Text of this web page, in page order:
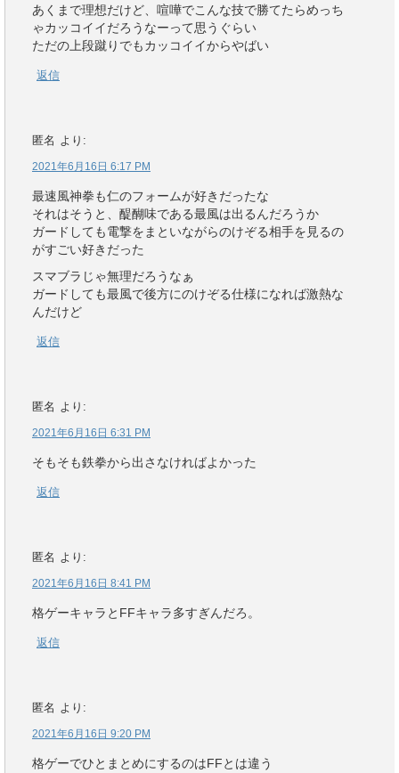
あくまで理想だけど、喧嘩でこんな技で勝てたらめっち
ゃカッコイイだろうなーって思うぐらい
ただの上段蹴りでもカッコイイからやばい
返信
匿名 より:
2021年6月16日 6:17 PM
最速風神拳も仁のフォームが好きだったな
それはそうと、醍醐味である最風は出るんだろうか
ガードしても電撃をまといながらのけぞる相手を見るの
がすごい好きだった
スマブラじゃ無理だろうなぁ
ガードしても最風で後方にのけぞる仕様になれば激熱な
んだけど
返信
匿名 より:
2021年6月16日 6:31 PM
そもそも鉄拳から出さなければよかった
返信
匿名 より:
2021年6月16日 8:41 PM
格ゲーキャラとFFキャラ多すぎんだろ。
返信
匿名 より:
2021年6月16日 9:20 PM
格ゲーでひとまとめにするのはFFとは違う